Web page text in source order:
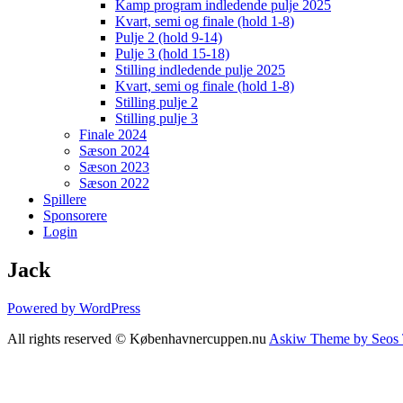
Kamp program indledende pulje 2025
Kvart, semi og finale (hold 1-8)
Pulje 2 (hold 9-14)
Pulje 3 (hold 15-18)
Stilling indledende pulje 2025
Kvart, semi og finale (hold 1-8)
Stilling pulje 2
Stilling pulje 3
Finale 2024
Sæson 2024
Sæson 2023
Sæson 2022
Spillere
Sponsorere
Login
Jack
Powered by WordPress
All rights reserved © Københavnercuppen.nu Askiw Theme by Seos